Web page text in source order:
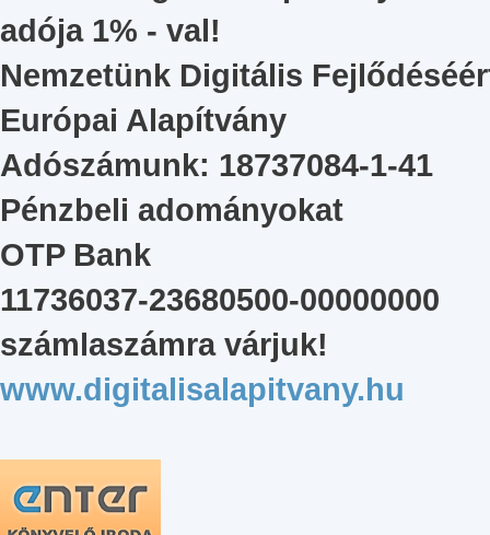
adója 1% - val!
Nemzetünk Digitális
Európai Alapítvány
Adószámunk: 18737084-1-41
Pénzbeli adományokat
OTP Bank
11736037-23680500-00000000
számlaszámra várjuk!
www.digitalisalapitvany.hu